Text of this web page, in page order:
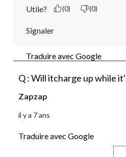
Utile? (0) (0)
Signaler
Traduire avec Google
Q : Will itcharge up while
Zapzap
il y a 7 ans
Traduire avec Google